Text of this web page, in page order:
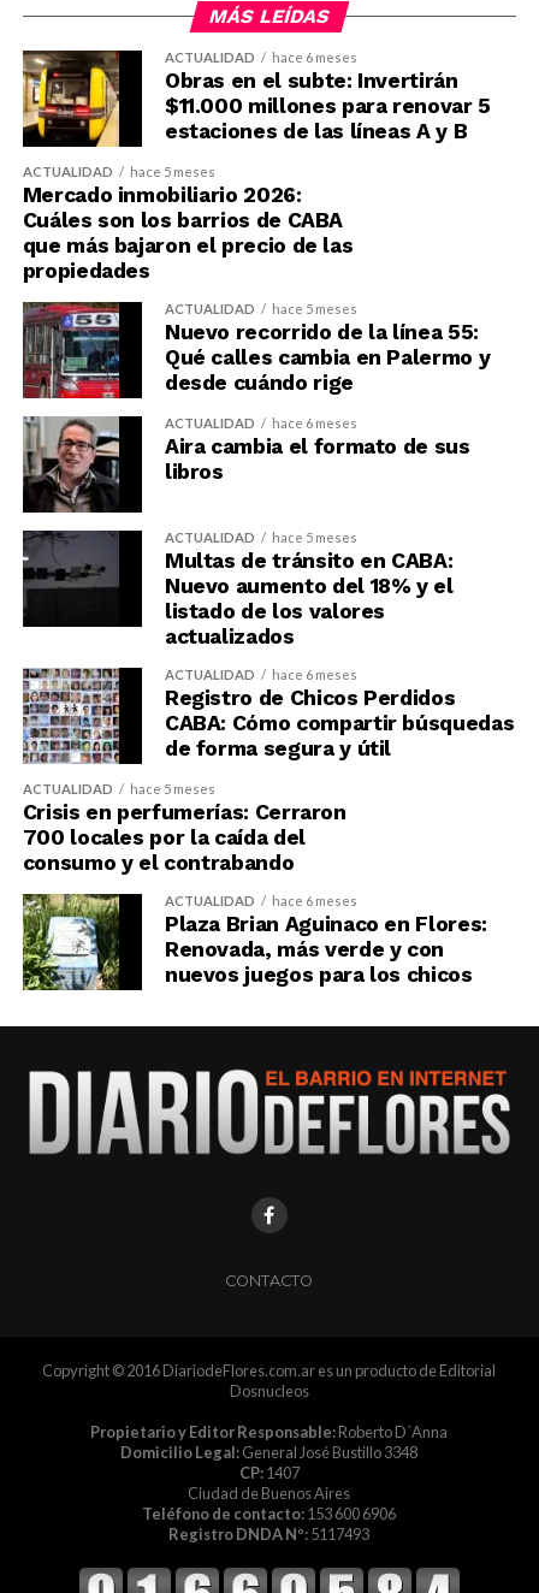
MÁS LEÍDAS
ACTUALIDAD hace 6 meses
Obras en el subte: Invertirán
$11.000 millones para renovar 5
estaciones de las líneas A y B
ACTUALIDAD hace 5 meses
Mercado inmobiliario 2026:
Cuáles son los barrios de CABA
que más bajaron el precio de las
propiedades
ACTUALIDAD hace 5 meses
Nuevo recorrido de la línea 55:
Qué calles cambia en Palermo y
desde cuándo rige
ACTUALIDAD hace 6 meses
Aira cambia el formato de sus
libros
ACTUALIDAD hace 5 meses
Multas de tránsito en CABA:
Nuevo aumento del 18% y el
listado de los valores
actualizados
ACTUALIDAD hace 6 meses
Registro de Chicos Perdidos
CABA: Cómo compartir búsquedas
de forma segura y útil
ACTUALIDAD hace 5 meses
Crisis en perfumerías: Cerraron
700 locales por la caída del
consumo y el contrabando
ACTUALIDAD hace 6 meses
Plaza Brian Aguinaco en Flores:
Renovada, más verde y con
nuevos juegos para los chicos
CONTACTO
Copyright © 2016 DiariodeFlores.com.ar es un producto de Editorial
Dosnucleos
Propietario y Editor Responsable:Roberto D´Anna
Domicilio Legal:General José Bustillo 3348
CP:1407
Ciudad de Buenos Aires
Teléfono de contacto:153 600 6906
Registro DNDA Nº:5117493